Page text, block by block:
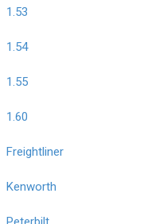
1.53
1.54
1.55
1.60
Freightliner
Kenworth